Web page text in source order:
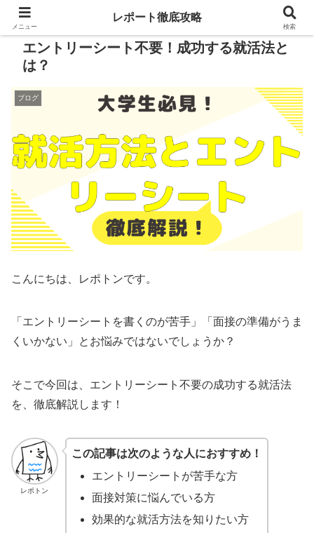
エントリーシート不要！成功する就活法と
は？
ブログ
こんにちは、レポトンです。
「エントリーシートを書くのが苦手」「面接の準備がうま
くいかない」とお悩みではないでしょうか？
そこで今回は、エントリーシート不要の成功する就活法
を、徹底解説します！
レポトン
この記事は次のような人におすすめ！
エントリーシートが苦手な方
面接対策に悩んでいる方
効果的な就活方法を知りたい方
メニュー
レポート徹底攻略
検索